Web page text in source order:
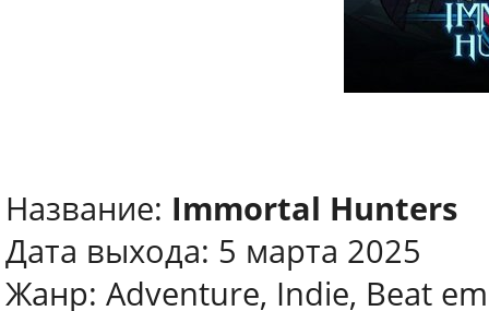
Название: Immortal Hunters
Дата выхода: 5 марта 2025
Жанр: Adventure, Indie, Beat